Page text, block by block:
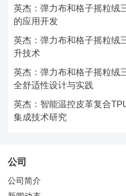
英杰：弹力布和格子摇粒绒
的应用开发
英杰：弹力布和格子摇粒绒
升技术
英杰：弹力布和格子摇粒绒
全舒适性设计与实践
英杰：智能温控皮革复合
集成技术研究
公司
公司简介